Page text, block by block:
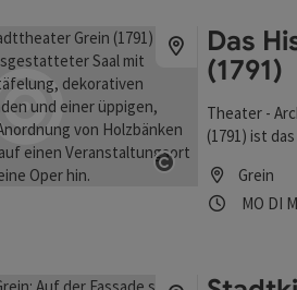
Copyright
: Das Historische Stadttheater Grein
Das
(1791)
Theater -
(1791) ist
Grein
MO DI